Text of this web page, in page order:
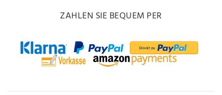
ZAHLEN SIE BEQUEM PER